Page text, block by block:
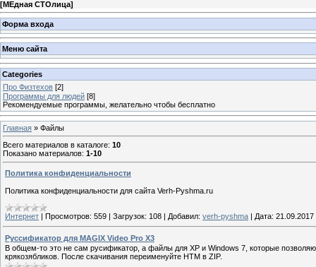
[МЕдная СТОлица]
Форма входа
Меню сайта
Categories
Про Физтехов [2]
Программы для людей [8]
Рекомендуемые программы, желательно чтобы бесплатно
Главная » Файлы
Всего материалов в каталоге: 10
Показано материалов: 1-10
Политика конфиденциальности
Политика конфиденциальности для сайта Verh-Pyshma.ru
Интернет Просмотров: 559 Загрузок: 108 Добавил: verh-pyshma Дата: 21.09.2017
Руссификатор для MAGIX Video Pro X3
В общем-то это не сам русификатор, а файлы для XP и Windows 7, которые
крякозябликов. После скачивания переименуйте HTM в ZIP.